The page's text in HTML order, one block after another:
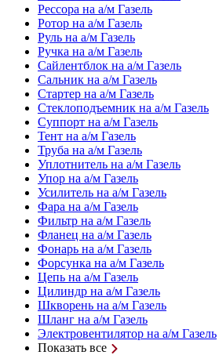
Рессора на а/м Газель
Ротор на а/м Газель
Руль на а/м Газель
Ручка на а/м Газель
Сайлентблок на а/м Газель
Сальник на а/м Газель
Стартер на а/м Газель
Стеклоподъемник на а/м Газель
Суппорт на а/м Газель
Тент на а/м Газель
Труба на а/м Газель
Уплотнитель на а/м Газель
Упор на а/м Газель
Усилитель на а/м Газель
Фара на а/м Газель
Фильтр на а/м Газель
Фланец на а/м Газель
Фонарь на а/м Газель
Форсунка на а/м Газель
Цепь на а/м Газель
Цилиндр на а/м Газель
Шкворень на а/м Газель
Шланг на а/м Газель
Электровентилятор на а/м Газель
Показать все